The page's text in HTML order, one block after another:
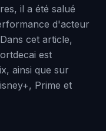
il a été salué
d'acteur
cet article,
est
ainsi que sur
Prime et